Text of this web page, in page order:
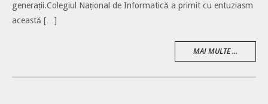
generații.Colegiul Național de Informatică a primit cu entuziasm
această […]
MAI MULTE ...